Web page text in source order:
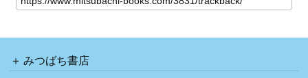
みつばち書店